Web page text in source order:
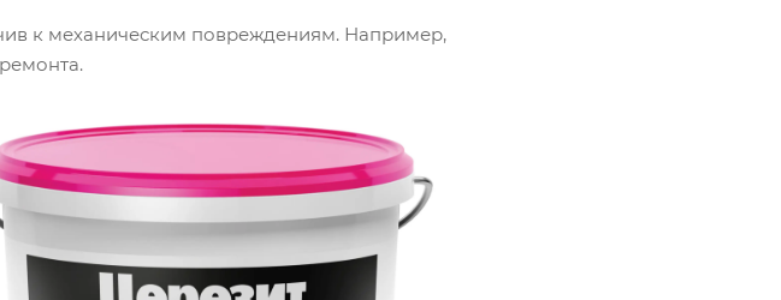
к механическим повреждениям. Например,